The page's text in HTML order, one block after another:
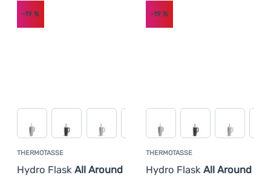
THERMOTASSE
Hydro Flask All Around
-19 %
THERMOTASSE
Hydro Flask All Around
-19%